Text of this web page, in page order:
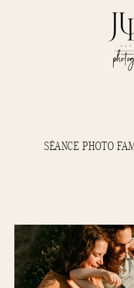
SÉANCE PHOTO